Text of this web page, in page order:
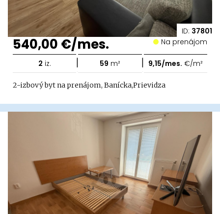
ID: 37801
540,00 €/mes. Na prenájom
2 iz. | 59 m² | 9,15/mes. €/m²
2-izbový byt na prenájom, Banícka,Prievidza